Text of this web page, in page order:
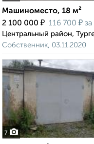
Машиноместо, 18 м²
2 100 000 ₽ 116 700 ₽ за
Центральный район,
Собственник, 03.11.2020
7